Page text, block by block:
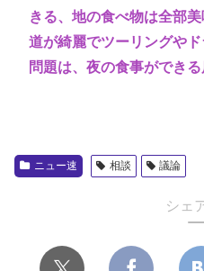
きる、地の食べ物は全部美
道が綺麗でツーリングやド
問題は、夜の食事ができる
ニュー速 相談 議論
シェ